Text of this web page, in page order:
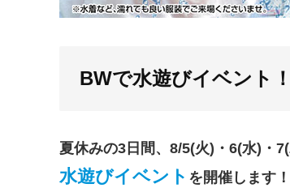
BWで水遊びイベント！
夏休みの3日間、8/5(火)・6(水)・
水遊びイベント を開催します！